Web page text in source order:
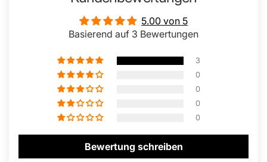
5.00 von 5
Basierend auf 3 Bewertungen
3
0
0
0
0
Bewertung schreiben